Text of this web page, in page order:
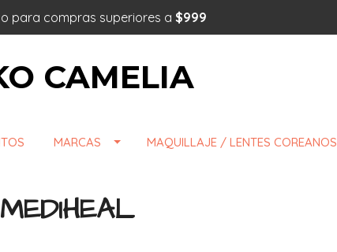
para compras superiores a $999
CAMELIA
MARCAS MAQUILLAJE / LENTES COREANOS
MEDIHEAL